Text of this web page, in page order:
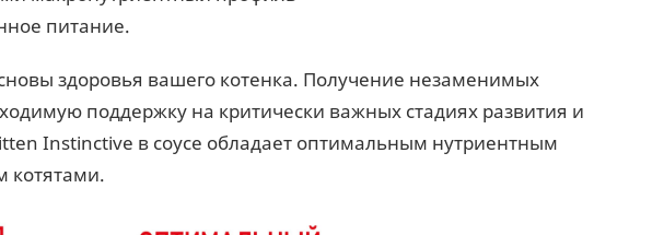
питание.
здоровья вашего котенка. Получение незаменимых
поддержку на критически важных стадиях развития и
Instinctive в соусе обладает оптимальным нутриентным
котятами.